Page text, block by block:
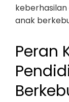
anak
Peran